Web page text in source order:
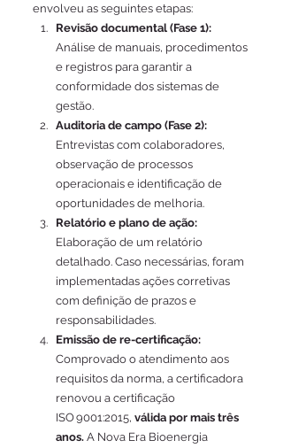
envolveu as seguintes etapas:
Revisão documental (Fase 1):
Análise de manuais, procedimentos
e registros para garantir a
conformidade dos sistemas de
gestão.
Auditoria de campo (Fase 2):
Entrevistas com colaboradores,
observação de processos
operacionais e identificação de
oportunidades de melhoria.
Relatório e plano de ação:
Elaboração de um relatório
detalhado. Caso necessárias, foram
implementadas ações corretivas
com definição de prazos e
responsabilidades.
Emissão de re-certificação:
Comprovado o atendimento aos
requisitos da norma, a certificadora
renovou a certificação
ISO 9001:2015, válida por mais três
anos. A Nova Era Bioenergia